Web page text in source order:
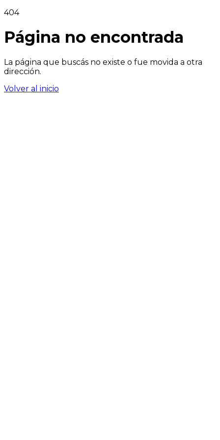
404
Página no encontrada
La página que buscás no existe o fue movida a otra
dirección.
Volver al inicio